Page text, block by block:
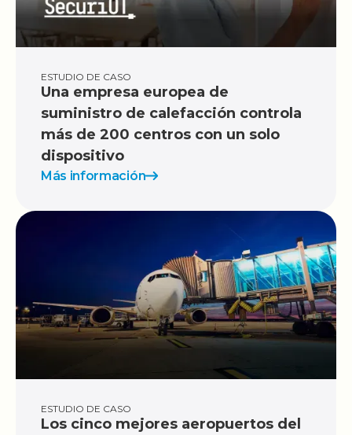
ESTUDIO DE CASO
Una empresa europea de
suministro de calefacción controla
más de 200 centros con un solo
dispositivo
Más información
ESTUDIO DE CASO
Los cinco mejores aeropuertos del